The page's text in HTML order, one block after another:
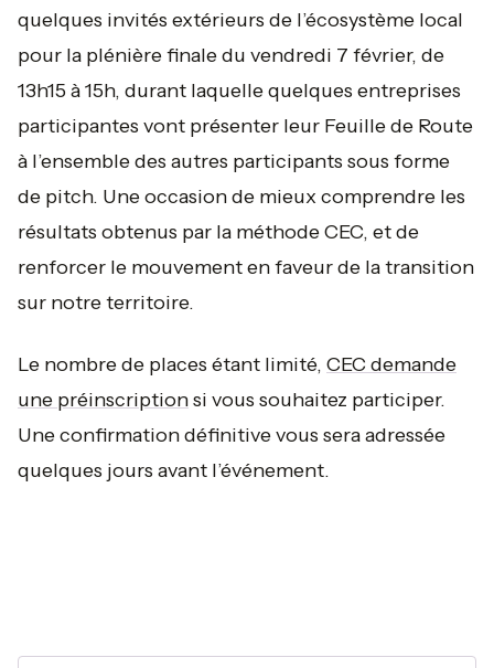
quelques invités extérieurs de l’écosystème local
pour la plénière finale du vendredi 7 février, de
13h15 à 15h, durant laquelle quelques entreprises
participantes vont présenter leur Feuille de Route
à l’ensemble des autres participants sous forme
de pitch. Une occasion de mieux comprendre les
résultats obtenus par la méthode CEC, et de
renforcer le mouvement en faveur de la transition
sur notre territoire.
Le nombre de places étant limité, CEC demande
une préinscriptionsi vous souhaitez participer.
Une confirmation définitive vous sera adressée
quelques jours avant l’événement.